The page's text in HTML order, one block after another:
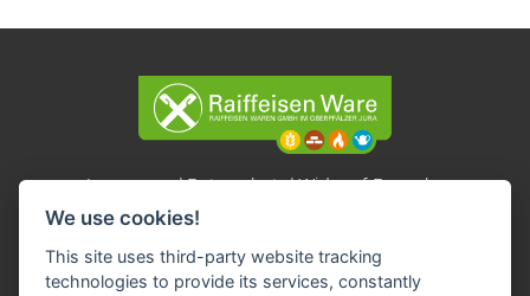
Impressum Datenschutz Widerruf-Formular
Cookie-Einstellungen ändern
Raiffeisen Waren GmbH im Oberpfälzer Jura
We use cookies!
This site uses third-party website tracking
technologies to provide its services, constantly